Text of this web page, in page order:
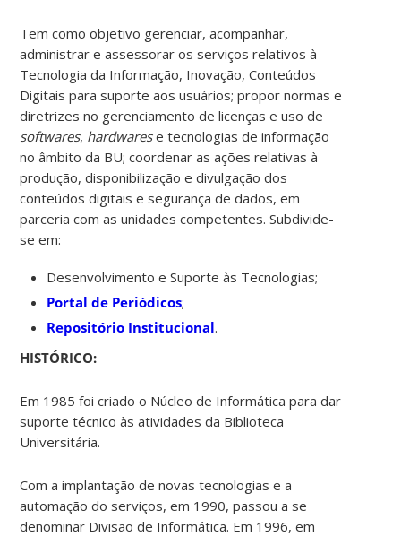
Tem como objetivo gerenciar, acompanhar,
administrar e assessorar os serviços relativos à
Tecnologia da Informação, Inovação, Conteúdos
Digitais para suporte aos usuários; propor normas e
diretrizes no gerenciamento de licenças e uso de
softwares, hardwarese tecnologias de informação
no âmbito da BU; coordenar as ações relativas à
produção, disponibilização e divulgação dos
conteúdos digitais e segurança de dados, em
parceria com as unidades competentes. Subdivide-
se em:
Desenvolvimento e Suporte às Tecnologias;
Portal de Periódicos;
Repositório Institucional.
HISTÓRICO:
Em 1985 foi criado o Núcleo de Informática para dar
suporte técnico às atividades da Biblioteca
Universitária.
Com a implantação de novas tecnologias e a
automação do serviços, em 1990, passou a se
denominar Divisão de Informática. Em 1996, em